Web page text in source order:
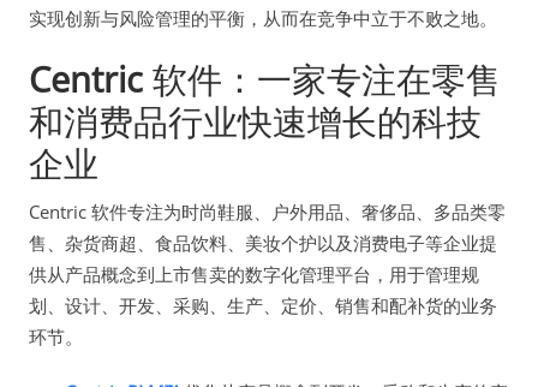
实现创新与风险管理的平衡，从而在竞争中立于不败之地。
Centric 软件：一家专注在零售
和消费品行业快速增长的科技
企业
Centric 软件专注为时尚鞋服、户外用品、奢侈品、多品类零
售、杂货商超、食品饮料、美妆个护以及消费电子等企业提
供从产品概念到上市售卖的数字化管理平台，用于管理规
划、设计、开发、采购、生产、定价、销售和配补货的业务
环节。